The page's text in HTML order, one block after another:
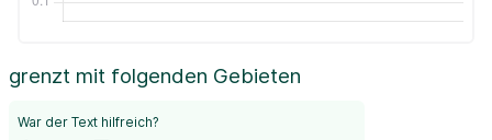
grenzt mit folgenden Gebieten
War der Text hilfreich?